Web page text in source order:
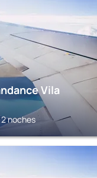
Vila
noches